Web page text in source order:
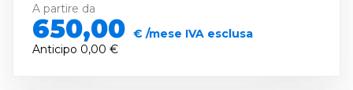
A partire da
650,00 € /mese IVA esclusa
Anticipo 0,00 €